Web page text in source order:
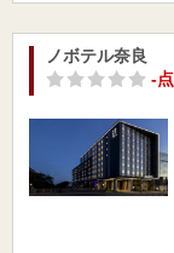
ノボテル奈良
-点